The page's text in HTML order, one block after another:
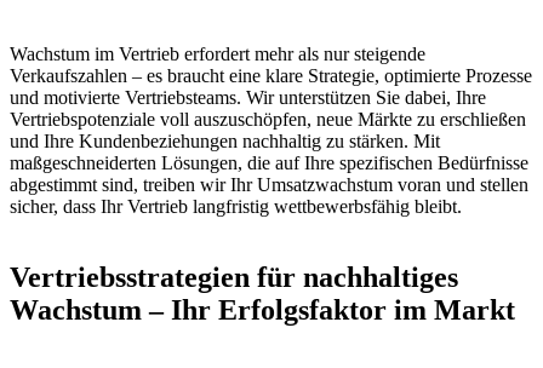
Wachstum im Vertrieb erfordert mehr als nur steigende
Verkaufszahlen – es braucht eine klare Strategie, optimierte Prozesse
und motivierte Vertriebsteams. Wir unterstützen Sie dabei, Ihre
Vertriebspotenziale voll auszuschöpfen, neue Märkte zu erschließen
und Ihre Kundenbeziehungen nachhaltig zu stärken. Mit
maßgeschneiderten Lösungen, die auf Ihre spezifischen Bedürfnisse
abgestimmt sind, treiben wir Ihr Umsatzwachstum voran und stellen
sicher, dass Ihr Vertrieb langfristig wettbewerbsfähig bleibt.
Vertriebsstrategien für nachhaltiges
Wachstum – Ihr Erfolgsfaktor im Markt